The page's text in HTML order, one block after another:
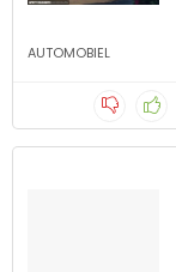
AUTOMOBIEL